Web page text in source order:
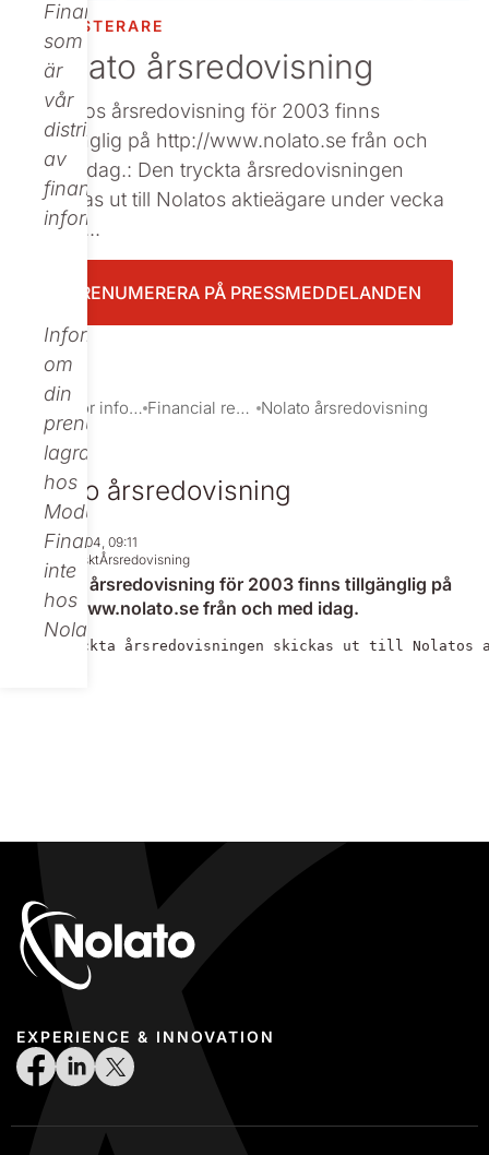
Finance,
som
är
vår
distributör
av
finansiell
information.
Informationen
om
din
prenumeration
lagras
hos
Modular
Finance,
inte
hos
Nolato.
INVESTERARE
Nolato årsredovisning
Nolatos årsredovisning för 2003 finns
tillgänglig på http://www.nolato.se från och
med idag.: Den tryckta årsredovisningen
skickas ut till Nolatos aktieägare under vecka
14.: <...
PRENUMERERA PÅ PRESSMEDDELANDEN
Investor information Financial reports and presentations Nolato årsredovisning
Nolato årsredovisning
Mar 24, 2004, 09:11
RegulatorisktÅrsredovisning
Nolatos årsredovisning för 2003 finns tillgänglig på
http://www.nolato.se från och med idag.
Den tryckta årsredovisningen skickas ut till Nolatos
EXPERIENCE & INNOVATION